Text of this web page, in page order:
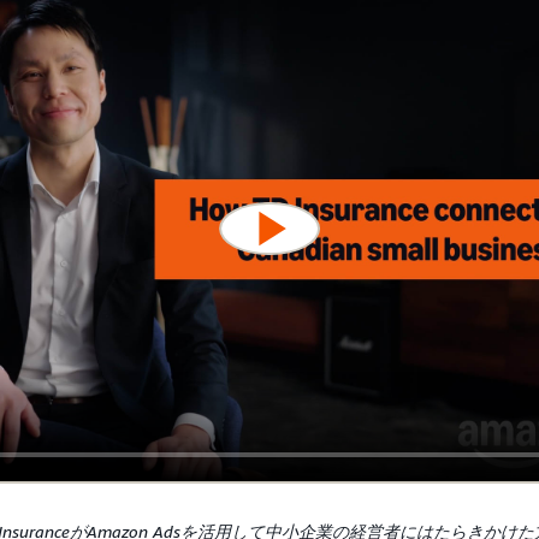
がAmazon Adsを活用して中小企業の経営者にはたらきかけた